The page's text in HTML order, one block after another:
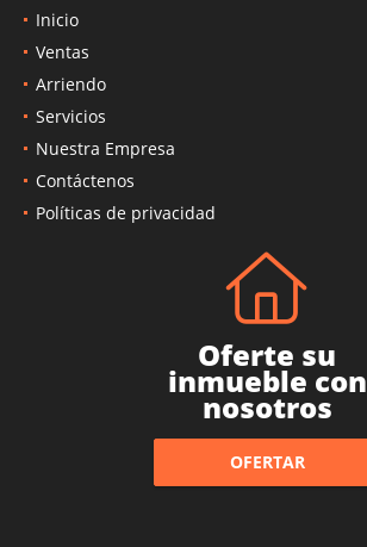
Inicio
Ventas
Arriendo
Servicios
Nuestra Empresa
Contáctenos
Políticas de privacidad
Oferte su
inmueble con
nosotros
OFERTAR